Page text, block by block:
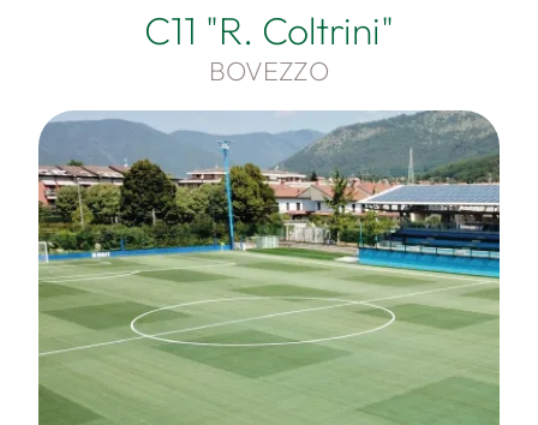
C11 "R. Coltrini"
BOVEZZO